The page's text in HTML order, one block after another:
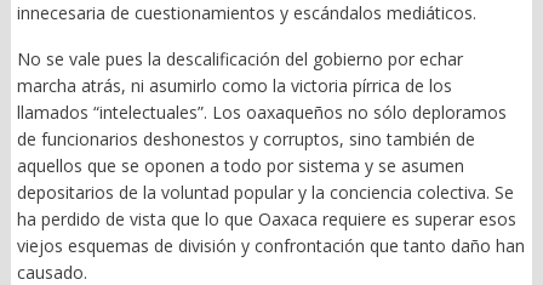
innecesaria de cuestionamientos y escándalos mediáticos.
No se vale pues la descalificación del gobierno por echar
marcha atrás, ni asumirlo como la victoria pírrica de los
llamados “intelectuales”. Los oaxaqueños no sólo deploramos
de funcionarios deshonestos y corruptos, sino también de
aquellos que se oponen a todo por sistema y se asumen
depositarios de la voluntad popular y la conciencia colectiva. Se
ha perdido de vista que lo que Oaxaca requiere es superar esos
viejos esquemas de división y confrontación que tanto daño han
causado.